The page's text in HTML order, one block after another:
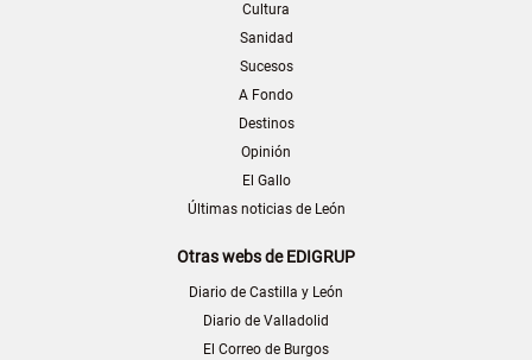
Cultura
Sanidad
Sucesos
A Fondo
Destinos
Opinión
El Gallo
Últimas noticias de León
Otras webs de EDIGRUP
Diario de Castilla y León
Diario de Valladolid
El Correo de Burgos